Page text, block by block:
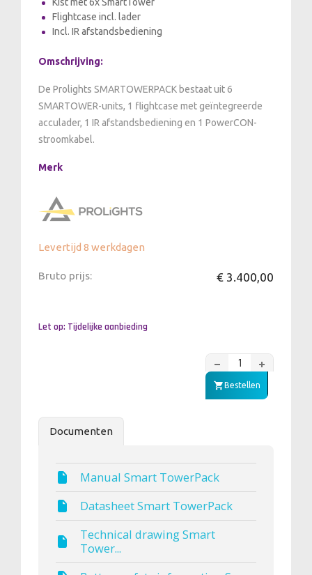
Flightcase incl. lader
Incl. IR afstandsbediening
Omschrijving:
De Prolights SMARTOWERPACK bestaat uit 6
SMARTOWER-units, 1 flightcase met geïntegreerde
acculader, 1 IR afstandsbediening en 1 PowerCON-
stroomkabel.
Merk
Levertijd 8 werkdagen
Bruto prijs: € 3.400,00
Let op: Tijdelijke aanbieding
Bestellen
Documenten
Manual Smart TowerPack
Datasheet Smart TowerPack
Technical drawing Smart
Tower...